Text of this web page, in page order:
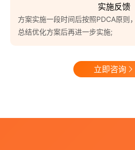
实施反馈
方案实施一段时间后按照PDCA原则
总结优化方案后再进一步实施;
立即咨询